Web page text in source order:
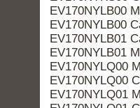
EV170NYLB00
EV170NYLB00
EV170NYLB01
EV170NYLB01
EV170NYLQ00
EV170NYLQ00
EV170NYLQ01